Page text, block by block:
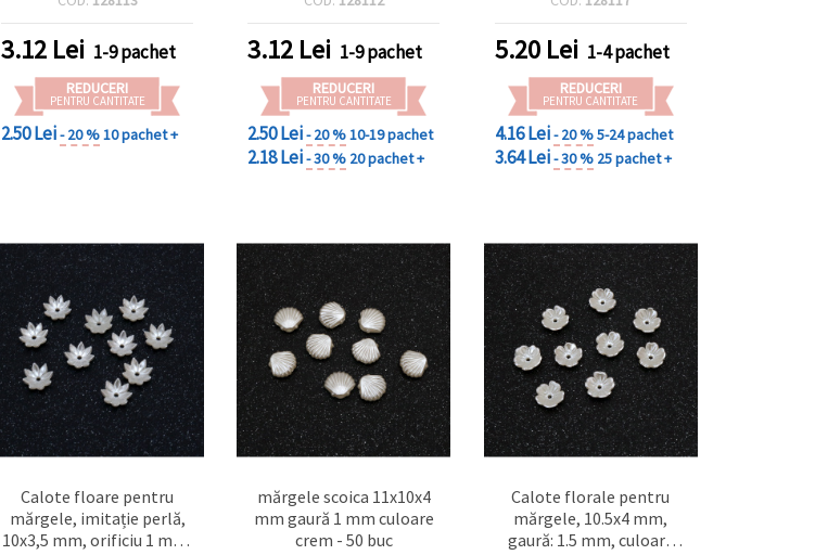
3.12 Lei 1-9 pachet
REDUCERI
PENTRU CANTITATE
2.50 Lei- 20 %10 pachet +
3.12 Lei 1-9 pachet
REDUCERI
PENTRU CANTITATE
2.50 Lei- 20 %10-19 pachet
2.18 Lei- 30 % 20 pachet +
5.20Lei 1-4 pachet
REDUCERI
PENTRU CANTITATE
4.16 Lei- 20 %5-24 pachet
3.64 Lei- 30 % 25 pachet +
Calote floare pentru
mărgele, imitație perlă,
10x3,5 mm, orificiu 1 mm,
mărgele scoica 11x10x4
mm gaură 1 mm culoare
crem - 50 buc
Calote florale pentru
mărgele, 10.5x4 mm,
gaură: 1.5 mm, culoare